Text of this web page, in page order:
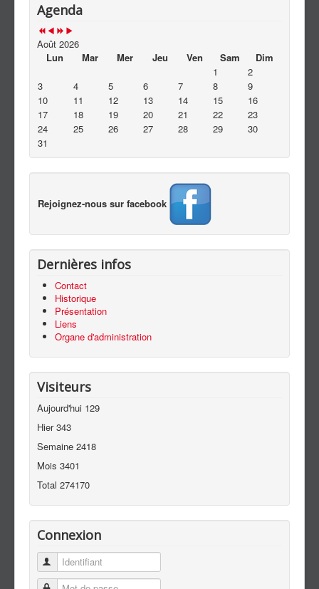
Agenda
Août 2026
Lun
Mar Mer Jeu Ven Sam
Dim
1
2
3
4 5 6 7 8
9
10
11 12 13 14 15
16
17
18 19 20 21 22
23
24
25 26 27 28 29
30
31
Rejoignez-nous sur facebook
Dernières infos
Contact
Historique
Présentation
Liens
Organe d'administration
Visiteurs
Aujourd'hui 129
Hier343
Semaine 2418
Mois 3401
Total 274170
Connexion
Identifiant